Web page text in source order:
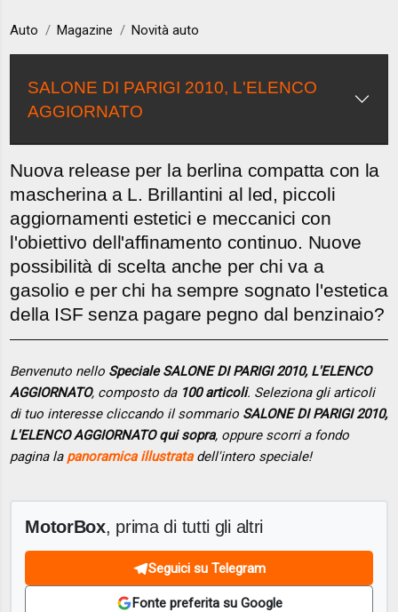
Auto Magazine Novità auto
SALONE DI PARIGI 2010, L'ELENCO
AGGIORNATO
Nuova release per la berlina compatta con la
mascherina a L. Brillantini al led, piccoli
aggiornamenti estetici e meccanici con
l'obiettivo dell'affinamento continuo. Nuove
possibilità di scelta anche per chi va a
gasolio e per chi ha sempre sognato l'estetica
della ISF senza pagare pegno dal benzinaio?
Benvenuto nello Speciale SALONE DI PARIGI 2010, L'ELENCO
AGGIORNATO, composto da 100 articoli. Seleziona gli articoli
di tuo interesse cliccando il sommario SALONE DI PARIGI 2010,
L'ELENCO AGGIORNATO qui sopra, oppure scorri a fondo
pagina la panoramica illustratadell'intero speciale!
MotorBox, prima di tutti gli altri
Seguici su Telegram
Fonte preferita su Google